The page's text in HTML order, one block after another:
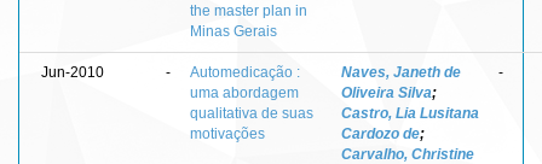
the master plan in
Minas Gerais
Jun-2010 -
Automedicação :
uma abordagem
qualitativa de suas
motivações
Naves, Janeth de
Oliveira Silva;
Castro, Lia Lusitana
Cardozo de;
Carvalho, Christine
-